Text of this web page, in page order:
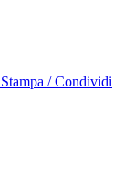
Stampa / Condividi